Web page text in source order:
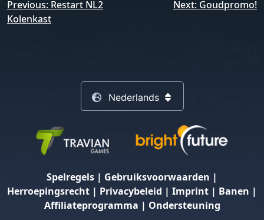
Berichtnavigatie
Previous: Restart NL2
Kolenkast
Next: Goudpromo!
Nederlands
Spelregels | Gebruiksvoorwaarden |
Herroepingsrecht | Privacybeleid | Imprint | Banen |
Affiliateprogramma | Ondersteuning